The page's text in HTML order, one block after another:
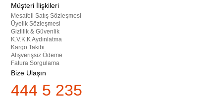
Müşteri İlişkileri
Mesafeli Satış Sözleşmesi
Üyelik Sözleşmesi
Gizlilik & Güvenlik
K.V.K.K Aydınlatma
Kargo Takibi
Alışverişsiz Ödeme
Fatura Sorgulama
Bize Ulaşın
444 5 235